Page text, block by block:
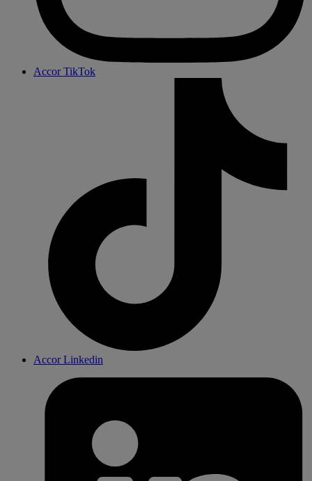
Accor TikTok
Accor Linkedin